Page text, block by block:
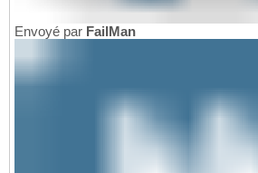
Envoyé par FailMan